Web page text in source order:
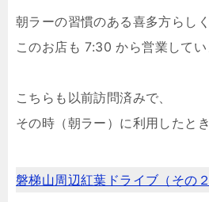
朝ラーの習慣のある喜多方らしく
このお店も 7:30 から営業してい
こちらも以前訪問済みで、
その時（朝ラー）に利用したと
磐梯山周辺紅葉ドライブ（その２